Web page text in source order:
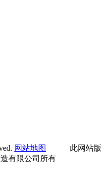
网站地图
此网站版
有限公司所有